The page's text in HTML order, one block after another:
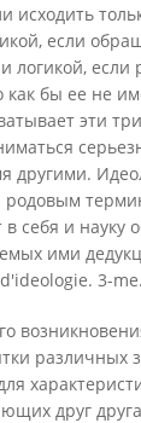
исходить
если
логикой, если
как бы ее не
эти
другими.
родовым
в себя и науку
ими
3-
различных
друг